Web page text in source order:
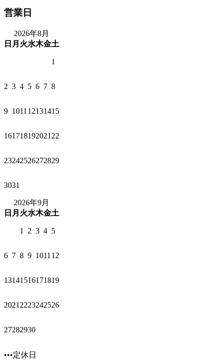
営業日
2026年8月
日 月 火水木金土
1
2 3 4 5 6 7 8
9 1011 12131415
161718192021 22
23242526272829
3031
2026年9月
日 月 火水木金土
1 2 3 4 5
6 7 8 9 1011 12
13141516171819
2021 2223242526
27282930
•••定休日